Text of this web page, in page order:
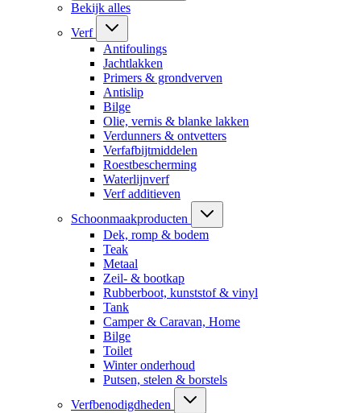
Bekijk alles
Verf
Antifoulings
Jachtlakken
Primers & grondverven
Antislip
Bilge
Olie, vernis & blanke lakken
Verdunners & ontvetters
Verfafbijtmiddelen
Roestbescherming
Waterlijnverf
Verf additieven
Schoonmaakproducten
Dek, romp & bodem
Teak
Metaal
Zeil- & bootkap
Rubberboot, kunststof & vinyl
Tank
Camper & Caravan, Home
Bilge
Toilet
Winter onderhoud
Putsen, stelen & borstels
Verfbenodigdheden